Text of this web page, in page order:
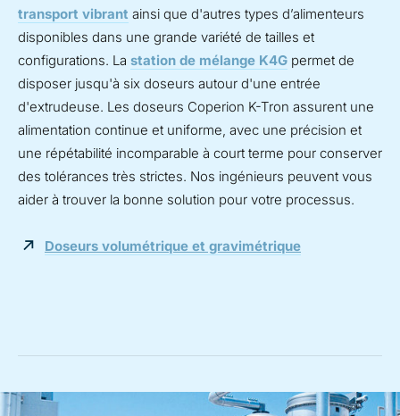
transport vibrant ainsi que d'autres types d’alimenteurs
disponibles dans une grande variété de tailles et
configurations. La station de mélange K4G permet de
disposer jusqu'à six doseurs autour d'une entrée
d'extrudeuse. Les doseurs Coperion K-Tron assurent une
alimentation continue et uniforme, avec une précision et
une répétabilité incomparable à court terme pour conserver
des tolérances très strictes. Nos ingénieurs peuvent vous
aider à trouver la bonne solution pour votre processus.
Doseurs volumétrique et gravimétrique